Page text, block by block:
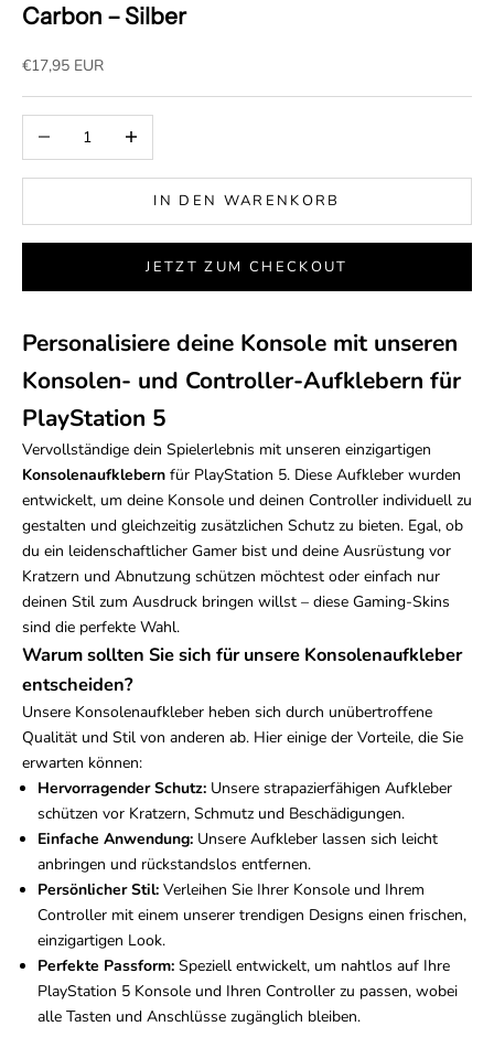
Carbon – Silber
Angebot
€17,95 EUR
Anzahl verringernAnzahl erhöhen
IN DEN WARENKORB
JETZT ZUM CHECKOUT
Personalisiere deine Konsole mit unseren
Konsolen- und Controller-Aufklebern für
PlayStation 5
Vervollständige dein Spielerlebnis mit unseren einzigartigen
Konsolenaufklebern für PlayStation 5. Diese Aufkleber wurden
entwickelt, um deine Konsole und deinen Controller individuell zu
gestalten und gleichzeitig zusätzlichen Schutz zu bieten. Egal, ob
du ein leidenschaftlicher Gamer bist und deine Ausrüstung vor
Kratzern und Abnutzung schützen möchtest oder einfach nur
deinen Stil zum Ausdruck bringen willst – diese Gaming-Skins
sind die perfekte Wahl.
Warum sollten Sie sich für unsere Konsolenaufkleber
entscheiden?
Unsere Konsolenaufkleber heben sich durch unübertroffene
Qualität und Stil von anderen ab. Hier einige der Vorteile, die Sie
erwarten können:
Hervorragender Schutz: Unsere strapazierfähigen Aufkleber
schützen vor Kratzern, Schmutz und Beschädigungen.
Einfache Anwendung: Unsere Aufkleber lassen sich leicht
anbringen und rückstandslos entfernen.
Persönlicher Stil: Verleihen Sie Ihrer Konsole und Ihrem
Controller mit einem unserer trendigen Designs einen frischen,
einzigartigen Look.
Perfekte Passform: Speziell entwickelt, um nahtlos auf Ihre
PlayStation 5 Konsole und Ihren Controller zu passen, wobei
alle Tasten und Anschlüsse zugänglich bleiben.